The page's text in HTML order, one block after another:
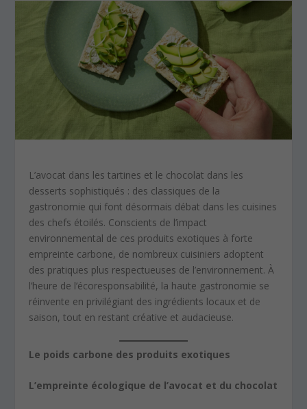
L’avocat dans les tartines et le chocolat dans les
desserts sophistiqués : des classiques de la
gastronomie qui font désormais débat dans les cuisines
des chefs étoilés. Conscients de l’impact
environnemental de ces produits exotiques à forte
empreinte carbone, de nombreux cuisiniers adoptent
des pratiques plus respectueuses de l’environnement. À
l’heure de l’écoresponsabilité, la haute gastronomie se
réinvente en privilégiant des ingrédients locaux et de
saison, tout en restant créative et audacieuse.
Le poids carbone des produits exotiques
L’empreinte écologique de l’avocat et du chocolat